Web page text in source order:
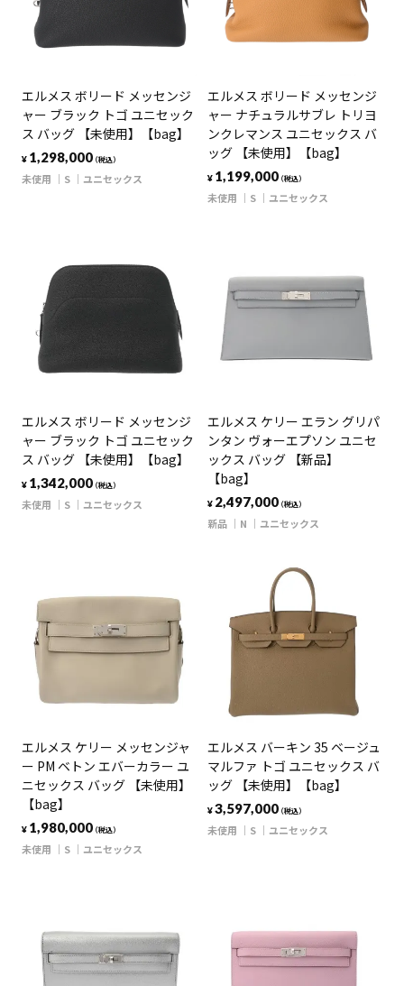
エルメス ボリード メッセンジ
ャー ブラック トゴ ユニセック
ス バッグ 【未使用】【bag】
¥ 1,298,000（税込）
未使用 S ユニセックス
エルメス ボリード メッセンジ
ャー ナチュラルサブレ トリヨ
ンクレマンス ユニセックス バ
ッグ 【未使用】【bag】
¥ 1,199,000（税込）
未使用 S ユニセックス
エルメス ボリード メッセンジ
ャー ブラック トゴ ユニセック
ス バッグ 【未使用】【bag】
¥ 1,342,000（税込）
未使用 S ユニセックス
エルメス ケリー エラン グリパ
ンタン ヴォーエプソン ユニセ
ックス バッグ 【新品】
【bag】
¥ 2,497,000（税込）
新品 N ユニセックス
エルメス ケリー メッセンジャ
ー PM ベトン エバーカラー ユ
ニセックス バッグ 【未使用】
【bag】
¥ 1,980,000（税込）
未使用 S ユニセックス
エルメス バーキン 35 ベージュ
マルファ トゴ ユニセックス バ
ッグ 【未使用】【bag】
¥3,597,000（税込）
未使用 S ユニセックス